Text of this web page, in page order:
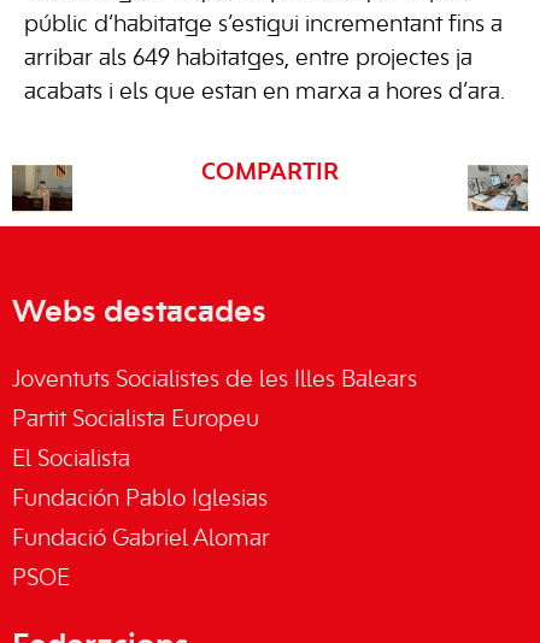
públic d’habitatge s’estigui incrementant fins a
arribar als 649 habitatges, entre projectes ja
acabats i els que estan en marxa a hores d’ara.
COMPARTIR
Webs destacades
Joventuts Socialistes de les Illes Balears
Partit Socialista Europeu
El Socialista
Fundación Pablo Iglesias
Fundació Gabriel Alomar
PSOE